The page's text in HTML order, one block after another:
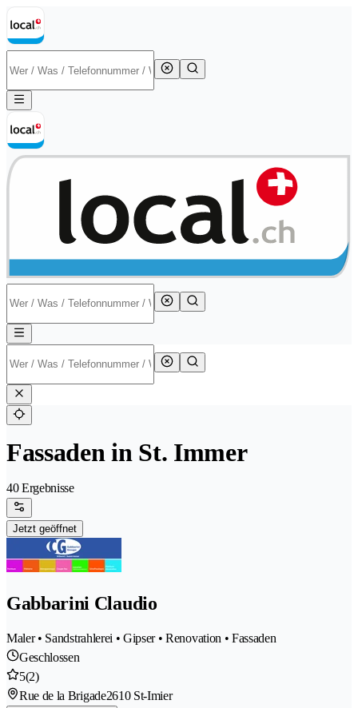
Fassaden in St. Immer
40 Ergebnisse
Jetzt geöffnet
Gabbarini Claudio
Maler • Sandstrahlerei • Gipser • Renovation • Fassaden
Geschlossen
5(2)
Rue de la Brigade2610 St-Imier